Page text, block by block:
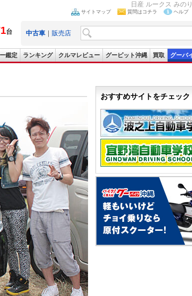
日産 ルークス みの
台
サイトマップ 質問はコチラ ヘルプ
中古車 ｜ 販売店
鑑定 ランキング クルマレビュー グーピット沖縄 買取 グーバ
おすすめサイトをチェック